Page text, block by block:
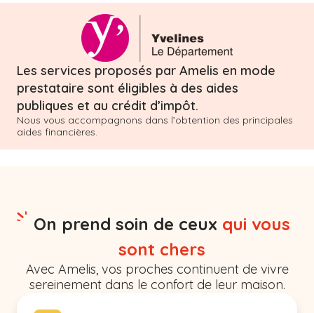
Les services proposés par Amelis en mode
prestataire sont éligibles à des aides
publiques et au crédit d’impôt.
Nous vous accompagnons dans l’obtention des principales
aides financières.
On prend soin de ceux qui vous
sont chers
Avec Amelis, vos proches continuent de vivre
sereinement dans le confort de leur maison.